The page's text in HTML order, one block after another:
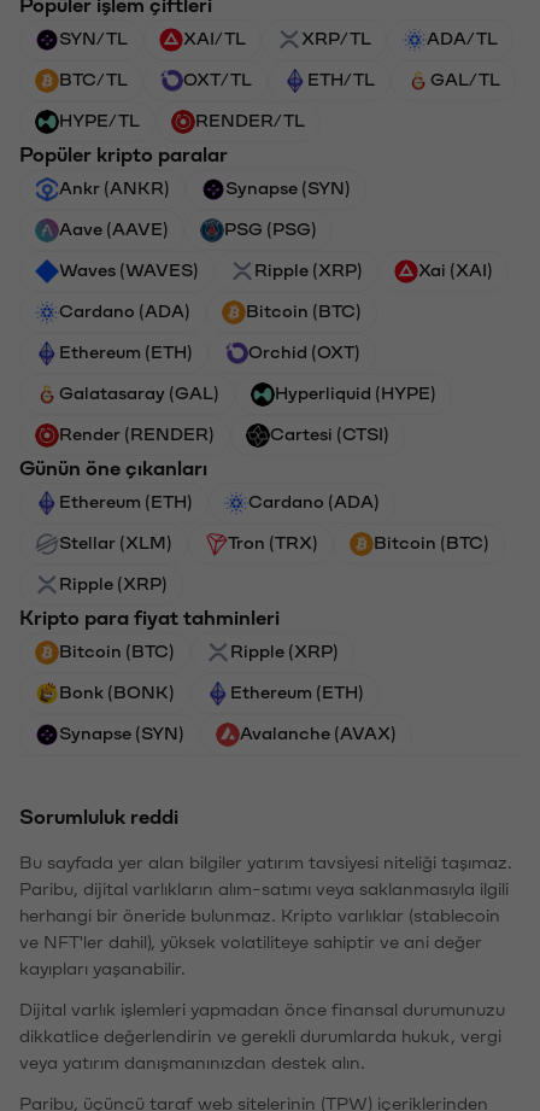
SYN/TL XAI/TL XRP/TL ADA/TL
BTC/TL OXT/TL ETH/TL GAL/TL
HYPE/TL RENDER/TL
Popüler kripto paralar
Ankr (ANKR) Synapse (SYN)
Aave (AAVE) PSG (PSG)
Waves (WAVES) Ripple (XRP) Xai (XAI)
Cardano (ADA) Bitcoin (BTC)
Ethereum (ETH) Orchid (OXT)
Galatasaray (GAL) Hyperliquid (HYPE)
Render (RENDER) Cartesi (CTSI)
Günün öne çıkanları
Ethereum (ETH) Cardano (ADA)
Stellar (XLM) Tron (TRX) Bitcoin (BTC)
Ripple (XRP)
Kripto para fiyat tahminleri
Bitcoin (BTC) Ripple (XRP)
Bonk (BONK) Ethereum (ETH)
Synapse (SYN) Avalanche (AVAX)
Sorumluluk reddi
Bu sayfada yer alan bilgiler yatırım tavsiyesi niteliği taşımaz.
Paribu, dijital varlıkların alım-satımı veya saklanmasıyla ilgili
herhangi bir öneride bulunmaz. Kripto varlıklar (stablecoin
ve NFT'ler dahil), yüksek volatiliteye sahiptir ve ani değer
kayıpları yaşanabilir.
Dijital varlık işlemleri yapmadan önce finansal durumunuzu
dikkatlice değerlendirin ve gerekli durumlarda hukuk, vergi
veya yatırım danışmanınızdan destek alın.
Paribu, üçüncü taraf web sitelerinin (TPW) içeriklerinden